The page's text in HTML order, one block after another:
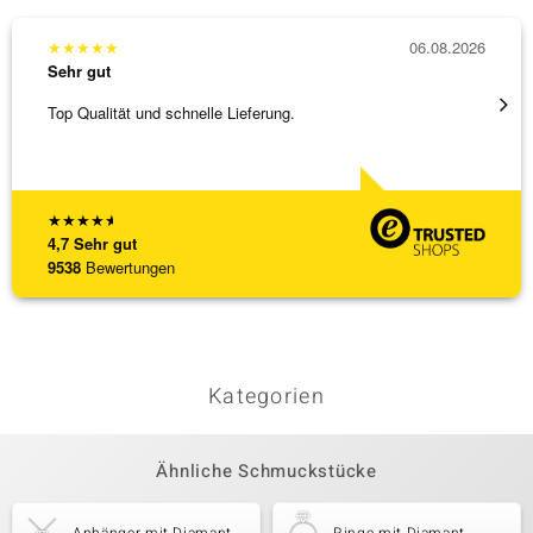
★★★★★
4,7 Sehr gut
9538 Bewertungen
★★★★★
Sehr gut
Top Qualität und schnelle Lieferung.
06.08.2026
Bin
Kategorien
Ähnliche Schmuckstücke